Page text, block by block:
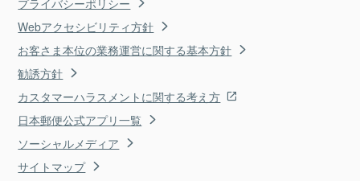
Webアクセシビリティ方針
お客さま本位の業務運営に関する基本方針
勧誘方針
カスタマーハラスメントに関する考え方
日本郵便公式アプリ一覧
ソーシャルメディア
サイトマップ